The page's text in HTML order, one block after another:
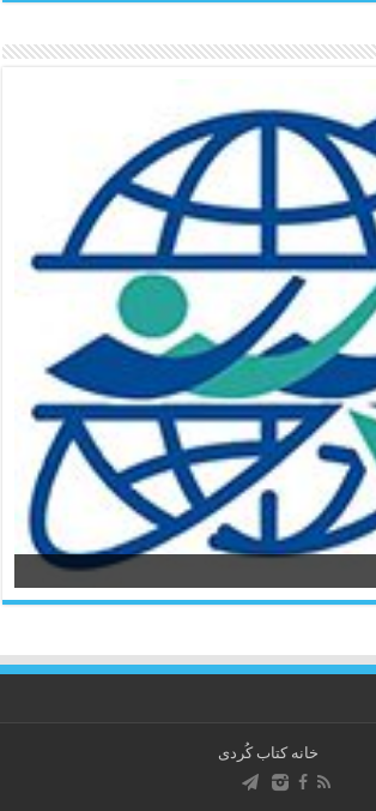
خانه کتاب كُردی